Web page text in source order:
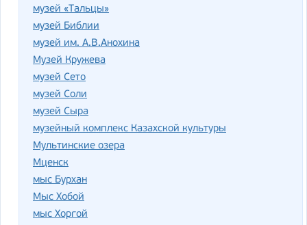
музей «Тальцы»
музей Библии
музей им. А.В.Анохина
Музей Кружева
музей Сето
музей Соли
музей Сыра
музейный комплекс Казахской культуры
Мультинские озера
Мценск
мыс Бурхан
Мыс Хобой
мыс Хоргой